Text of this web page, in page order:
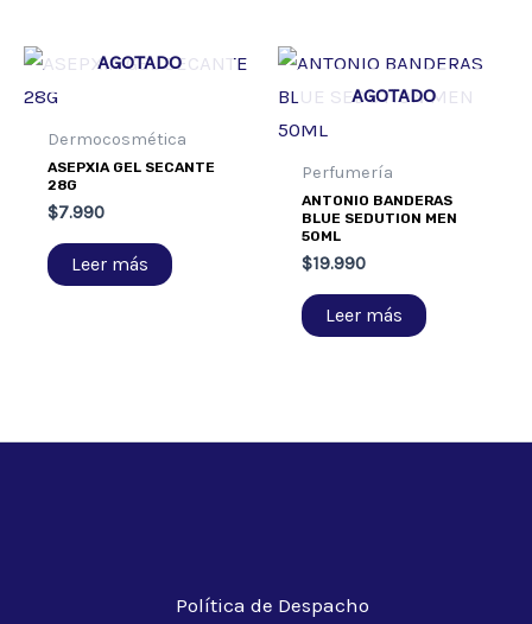
AGOTADO
Dermocosmética
ASEPXIA GEL SECANTE
28G
$7.990
Leer más
AGOTADO
Perfumería
ANTONIO BANDERAS
BLUE SEDUTION MEN
50ML
$19.990
Leer más
Política de Despacho